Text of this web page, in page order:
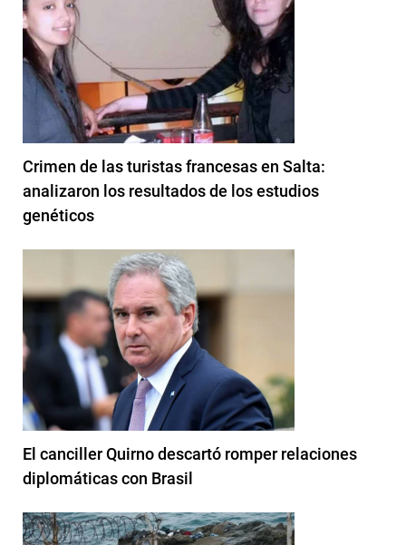
Crimen de las turistas francesas en Salta:
analizaron los resultados de los estudios
genéticos
El canciller Quirno descartó romper relaciones
diplomáticas con Brasil